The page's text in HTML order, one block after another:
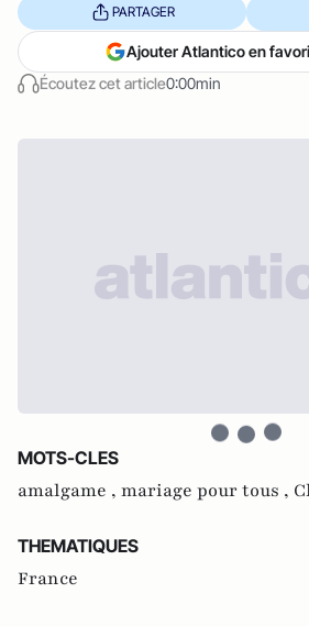
Écoutez cet article0:00min
PARTAGER
Ajouter Atlantico en
MOTS-CLES
amalgame , mariage pour tous ,
THEMATIQUES
France